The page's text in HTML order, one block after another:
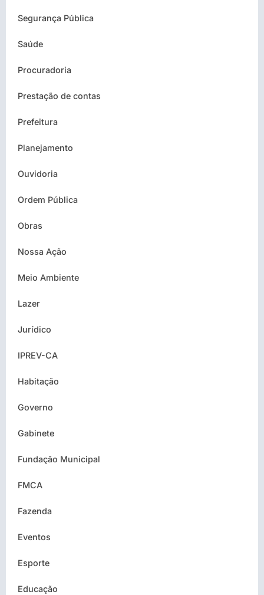
Segurança Pública
Saúde
Procuradoria
Prestação de contas
Prefeitura
Planejamento
Ouvidoria
Ordem Pública
Obras
Nossa Ação
Meio Ambiente
Lazer
Jurídico
IPREV-CA
Habitação
Governo
Gabinete
Fundação Municipal
FMCA
Fazenda
Eventos
Esporte
Educação